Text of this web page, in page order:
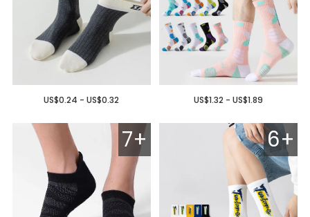
US$0.24 - US$0.32 US$1.32 - US$1.89
7+ 6+